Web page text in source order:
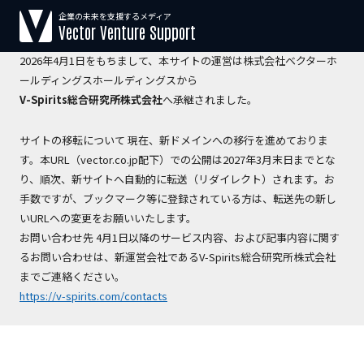
【運営会社変更のお知らせ】
2026年4月1日をもちまして、本サイトの運営は株式会社ベクターホ
ールディングスホールディングスから
V-Spirits総合研究所株式会社へ承継されました。
サイトの移転について 現在、新ドメインへの移行を進めておりま
す。本URL（vector.co.jp配下）での公開は2027年3月末日までとな
り、順次、新サイトへ自動的に転送（リダイレクト）されます。お
手数ですが、ブックマーク等に登録されている方は、転送先の新し
いURLへの変更をお願いいたします。
お問い合わせ先 4月1日以降のサービス内容、および記事内容に関す
るお問い合わせは、新運営会社であるV-Spirits総合研究所株式会社
までご連絡ください。
https://v-spirits.com/contacts
企業の未来を支援するメディア
Vector Venture Support